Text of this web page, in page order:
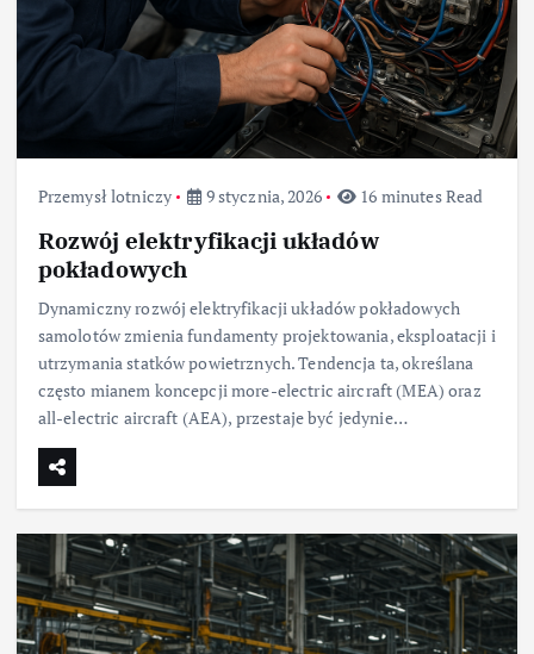
Przemysł lotniczy 9 stycznia, 2026 16 minutes Read
Rozwój elektryfikacji układów
pokładowych
Dynamiczny rozwój elektryfikacji układów pokładowych
samolotów zmienia fundamenty projektowania, eksploatacji i
utrzymania statków powietrznych. Tendencja ta, określana
często mianem koncepcji more-electric aircraft (MEA) oraz
all-electric aircraft (AEA), przestaje być jedynie…